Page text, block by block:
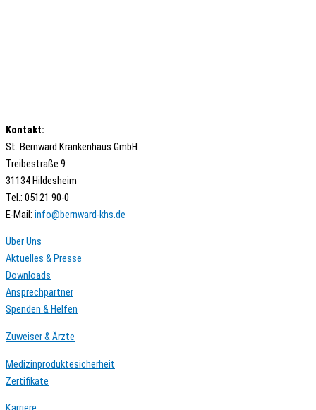
Kontakt:
St. Bernward Krankenhaus GmbH
Treibestraße 9
31134 Hildesheim
Tel.: 05121 90-0
E-Mail: ed.shk-drawnreb@ofni
Über Uns
Aktuelles & Presse
Downloads
Ansprechpartner
Spenden & Helfen
Zuweiser & Ärzte
Medizinproduktesicherheit
Zertifikate